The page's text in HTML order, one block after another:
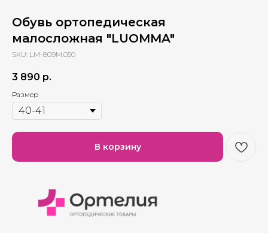
Обувь ортопедическая
малосложная "LUOMMA"
SKU: LM-809M.050
3 890 р.
Размер
В корзину